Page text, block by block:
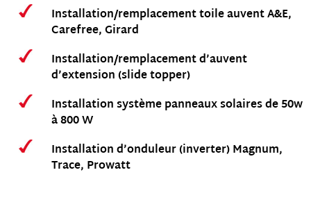
Installation/remplacement toile auvent A&E,
Carefree, Girard
Installation/remplacement d’auvent
d’extension (slide topper)
Installation système panneaux solaires de 50w
à 800 W
Installation d’onduleur (inverter) Magnum,
Trace, Prowatt